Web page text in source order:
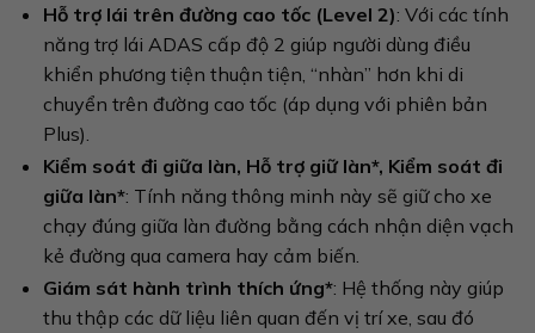
Hỗ trợ lái trên đường cao tốc (Level 2): Với các tính
năng trợ lái ADAS cấp độ 2 giúp người dùng điều
khiển phương tiện thuận tiện, “nhàn” hơn khi di
chuyển trên đường cao tốc (áp dụng với phiên bản
Plus).
Kiểm soát đi giữa làn, Hỗ trợ giữ làn*, Kiểm soát đi
giữa làn*: Tính năng thông minh này sẽ giữ cho xe
chạy đúng giữa làn đường bằng cách nhận diện vạch
kẻ đường qua camera hay cảm biến.
Giám sát hành trình thích ứng*: Hệ thống này giúp
thu thập các dữ liệu liên quan đến vị trí xe, sau đó